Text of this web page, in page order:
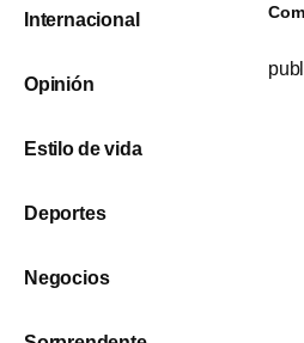
Internacional
Opinión
Estilo de vida
Deportes
Negocios